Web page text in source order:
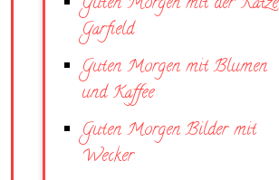
Garfield
Guten Morgen mit Blumen
und Kaffee
Guten Morgen Bilder mit
Wecker